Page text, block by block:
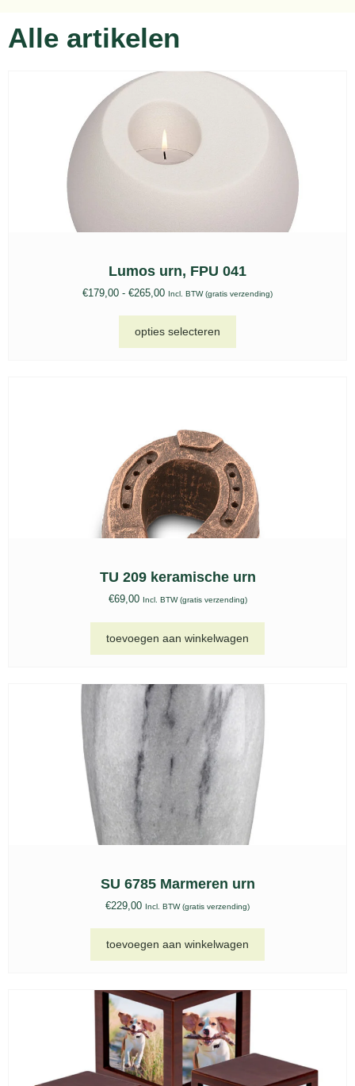
Alle artikelen
Lumos urn, FPU 041
€179,00 - €265,00 Incl. BTW (gratis verzending)
opties selecteren
TU 209 keramische urn
€69,00 Incl. BTW (gratis verzending)
toevoegen aan winkelwagen
SU 6785 Marmeren urn
€229,00 Incl. BTW (gratis verzending)
toevoegen aan winkelwagen